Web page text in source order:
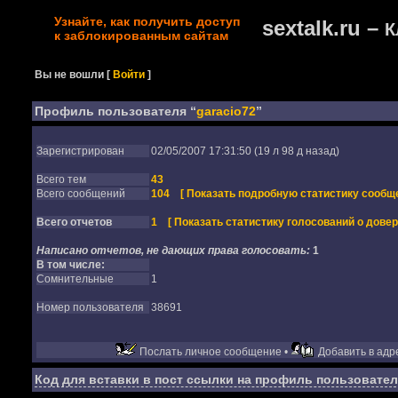
Узнайте, как получить доступ
к заблокированным сайтам
sextalk.ru –
Вы не вошли [Войти ]
Профиль пользователя “garacio72”
Зарегистрирован 02/05/2007 17:31:50 (19 л 98 д назад)
Всего тем
43
Всего сообщений
104 [ Показать подробную статистику
Всего отчетов 1 [ Показать статистику голосований о
Написано отчетов, не дающих права голосовать: 1
В том числе:
Сомнительные
1
Номер пользователя 38691
Послать личное сообщение • Добавить в
Код для вставки в пост ссылки на профиль